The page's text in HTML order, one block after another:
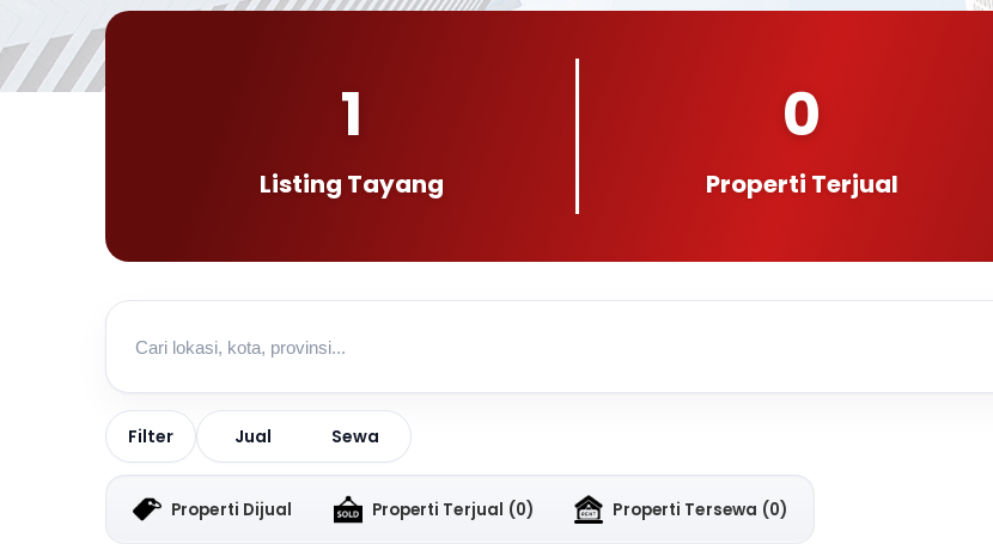
1
Listing Tayang
0
Properti Terjual
Filter Jual Sewa
Properti Dijual Properti Terjual (0) Properti Tersewa (0)